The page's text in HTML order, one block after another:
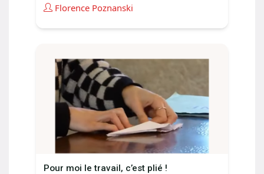
Florence Poznanski
Pour moi le travail, c’est plié !